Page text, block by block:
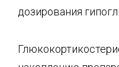
дозирования